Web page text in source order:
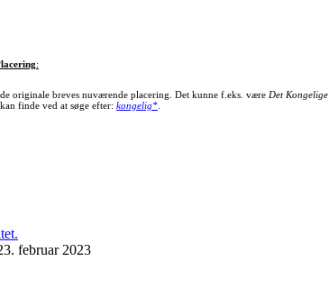
:
originale breves nuværende placering. Det kunne f.eks. være Det Kongelige
finde ved at søge efter: kongelig*.
februar 2023